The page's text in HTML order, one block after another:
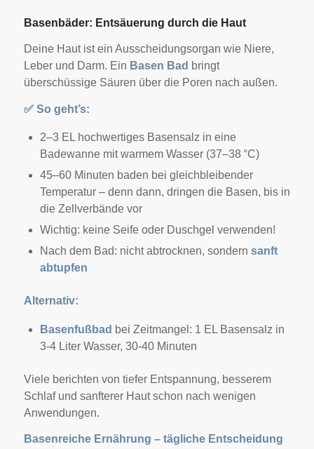
Basenbäder: Entsäuerung durch die Haut
Deine Haut ist ein Ausscheidungsorgan wie Niere,
Leber und Darm. Ein Basen Bad bringt
überschüssige Säuren über die Poren nach außen.
✅So geht’s:
2–3 EL hochwertiges Basensalz in eine
Badewanne mit warmem Wasser (37–38 °C)
45–60 Minuten baden bei gleichbleibender
Temperatur – denn dann, dringen die Basen, bis in
die Zellverbände vor
Wichtig: keine Seife oder Duschgel verwenden!
Nach dem Bad: nicht abtrocknen, sondern sanft
abtupfen
Alternativ:
Basenfußbad bei Zeitmangel: 1 EL Basensalz in
3-4 Liter Wasser, 30-40 Minuten
Viele berichten von tiefer Entspannung, besserem
Schlaf und sanfterer Haut schon nach wenigen
Anwendungen.
Basenreiche Ernährung – tägliche Entscheidung